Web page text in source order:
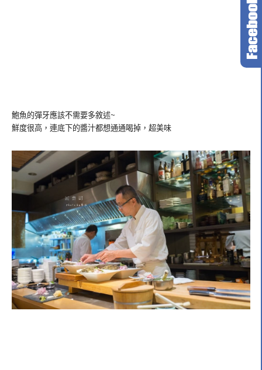
鮑魚的彈牙應該不需要多敘述~
鮮度很高，連底下的醬汁都想通通喝掉，超美味